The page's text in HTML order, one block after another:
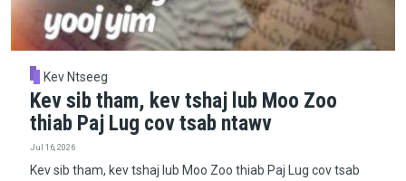
Kev Ntseeg
Kev sib tham, kev tshaj lub Moo Zoo
thiab Paj Lug cov tsab ntawv
Jul 16, 2026
Kev sib tham, kev tshaj lub Moo Zoo thiab Paj Lug cov tsab